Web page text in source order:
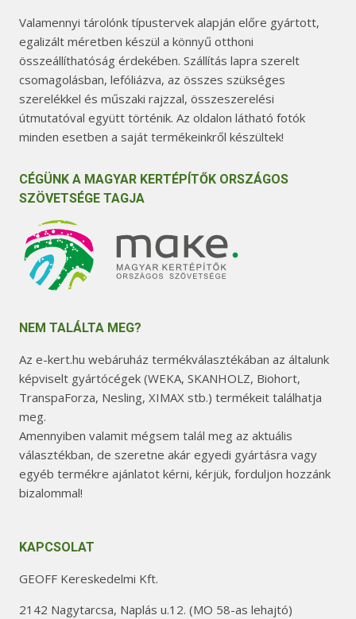
Valamennyi tárolónk típustervek alapján előre gyártott,
egalizált méretben készül a könnyű otthoni
összeállíthatóság érdekében. Szállítás lapra szerelt
csomagolásban, lefóliázva, az összes szükséges
szerelékkel és műszaki rajzzal, összeszerelési
útmutatóval együtt történik. Az oldalon látható fotók
minden esetben a saját termékeinkről készültek!
CÉGÜNK A MAGYAR KERTÉPÍTŐK ORSZÁGOS
SZÖVETSÉGE TAGJA
NEM TALÁLTA MEG?
Az e-kert.hu webáruház termékválasztékában az általunk
képviselt gyártócégek (WEKA, SKANHOLZ, Biohort,
TranspaForza, Nesling, XIMAX stb.) termékeit találhatja
meg.
Amennyiben valamit mégsem talál meg az aktuális
választékban, de szeretne akár egyedi gyártásra vagy
egyéb termékre ajánlatot kérni, kérjük, forduljon hozzánk
bizalommal!
KAPCSOLAT
GEOFF Kereskedelmi Kft.
2142 Nagytarcsa, Naplás u.12. (MO 58-as lehajtó)